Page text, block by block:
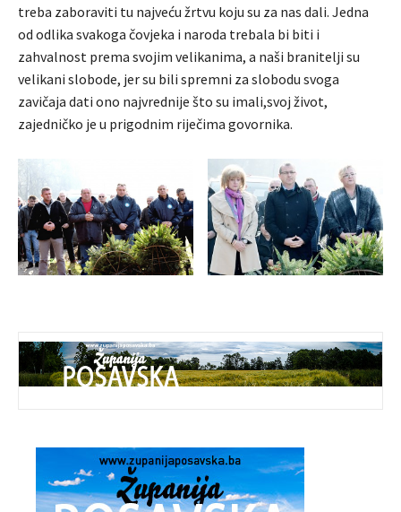
treba zaboraviti tu najveću žrtvu koju su za nas dali. Jedna
od odlika svakoga čovjeka i naroda trebala bi biti i
zahvalnost prema svojim velikanima, a naši branitelji su
velikani slobode, jer su bili spremni za slobodu svoga
zavičaja dati ono najvrednije što su imali,svoj život,
zajedničko je u prigodnim riječima govornika.